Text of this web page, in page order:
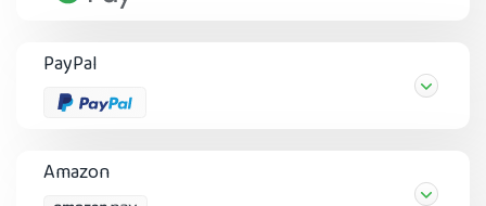
PayPal
Amazon